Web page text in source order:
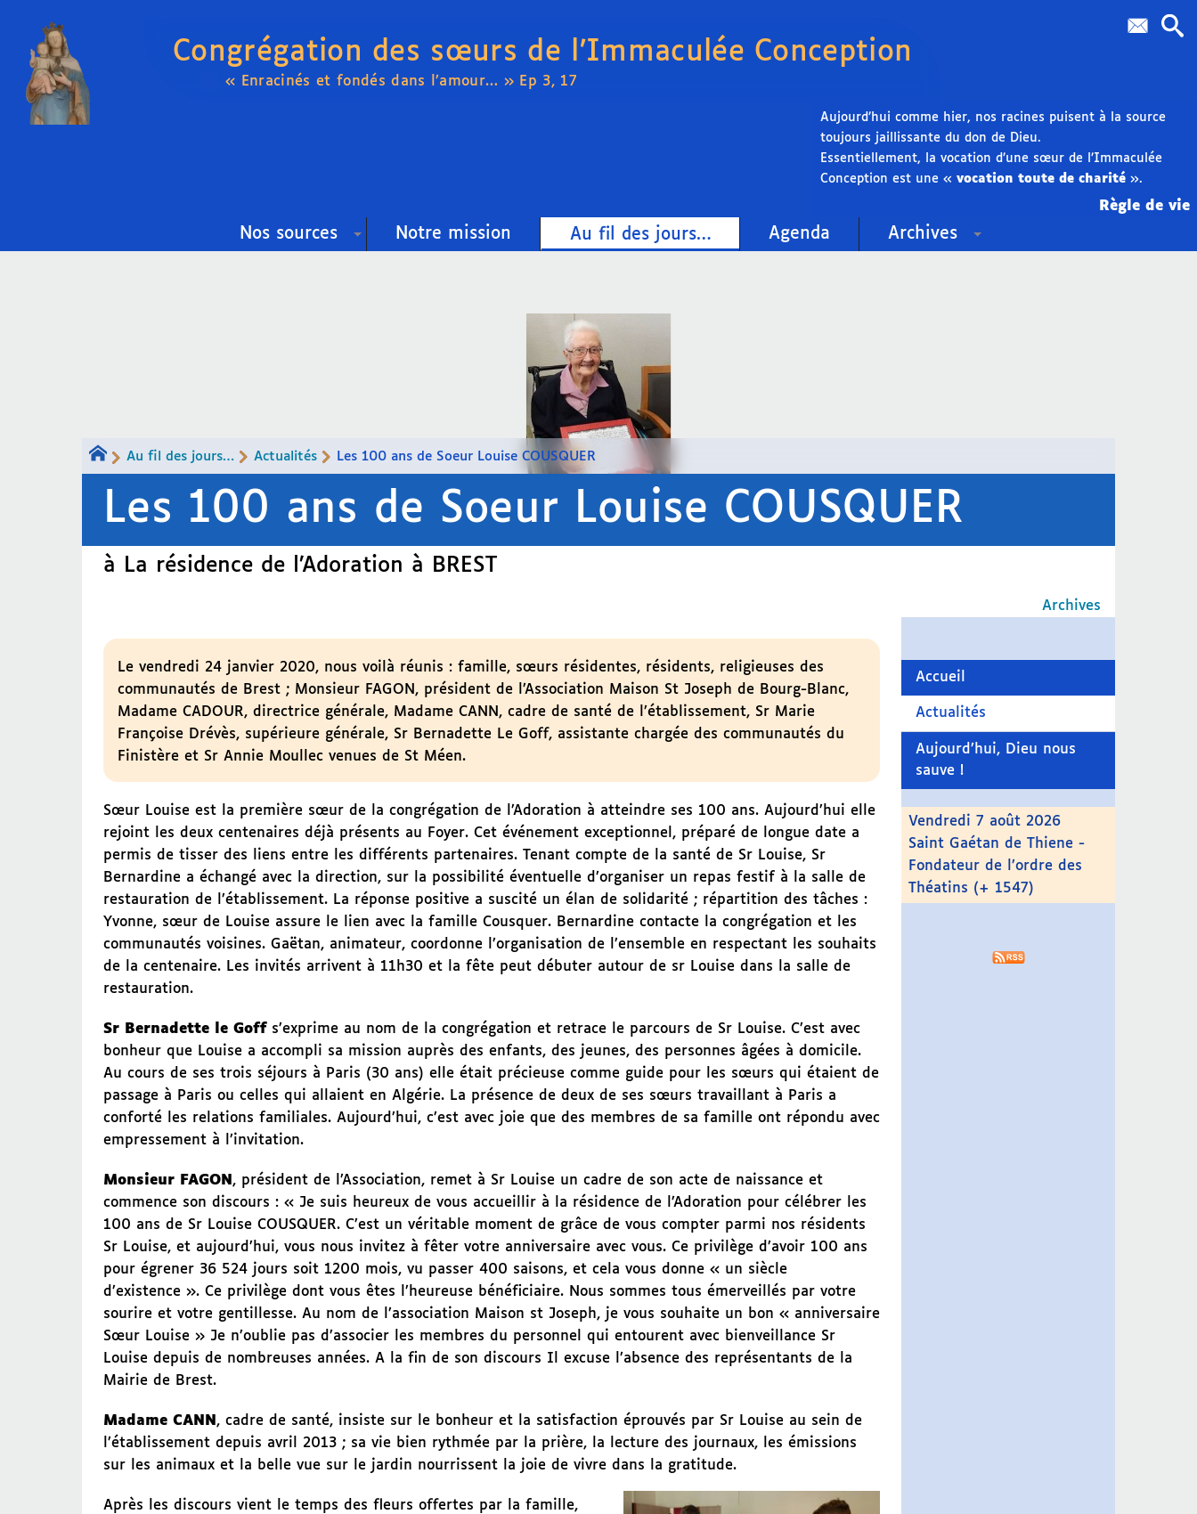
Congrégation des sœurs de l’Immaculée Conception
« Enracinés et fondés dans l’amour… » Ep 3, 17
Règle de vie
Aujourd’hui comme hier, nos racines puisent à la source
toujours jaillissante du don de Dieu.
Essentiellement, la vocation d’une sœur de l’Immaculée
Conception est une « vocation toute de charité».
Nos sources Notre mission Au fil des jours… Agenda Archives
Au fil des jours… Actualités Les 100 ans de Soeur Louise COUSQUER
Les 100 ans de Soeur Louise COUSQUER
à La résidence de l’Adoration à BREST
Archives
Le vendredi 24 janvier 2020, nous voilà réunis : famille, sœurs résidentes, résidents, religieuses des
communautés de Brest ; Monsieur FAGON, président de l’Association Maison St Joseph de Bourg-Blanc,
Madame CADOUR, directrice générale, Madame CANN, cadre de santé de l’établissement, Sr Marie
Françoise Drévès, supérieure générale, Sr Bernadette Le Goff, assistante chargée des communautés du
Finistère et Sr Annie Moullec venues de St Méen.
Sœur Louise est la première sœur de la congrégation de l’Adoration à atteindre ses 100 ans. Aujourd’hui elle
rejoint les deux centenaires déjà présents au Foyer. Cet événement exceptionnel, préparé de longue date a
permis de tisser des liens entre les différents partenaires. Tenant compte de la santé de Sr Louise, Sr
Bernardine a échangé avec la direction, sur la possibilité éventuelle d’organiser un repas festif à la salle de
restauration de l’établissement. La réponse positive a suscité un élan de solidarité ; répartition des tâches :
Yvonne, sœur de Louise assure le lien avec la famille Cousquer. Bernardine contacte la congrégation et les
communautés voisines. Gaëtan, animateur, coordonne l’organisation de l’ensemble en respectant les souhaits
de la centenaire. Les invités arrivent à 11h30 et la fête peut débuter autour de sr Louise dans la salle de
restauration.
Sr Bernadette le Goffs’exprime au nom de la congrégation et retrace le parcours de Sr Louise. C’est avec
bonheur que Louise a accompli sa mission auprès des enfants, des jeunes, des personnes âgées à domicile.
Au cours de ses trois séjours à Paris (30 ans) elle était précieuse comme guide pour les sœurs qui étaient de
passage à Paris ou celles qui allaient en Algérie. La présence de deux de ses sœurs travaillant à Paris a
conforté les relations familiales. Aujourd’hui, c’est avec joie que des membres de sa famille ont répondu avec
empressement à l’invitation.
Monsieur FAGON , président de l’Association, remet à Sr Louise un cadre de son acte de naissance et
commence son discours : « Je suis heureux de vous accueillir à la résidence de l’Adoration pour célébrer les
100 ans de Sr Louise COUSQUER. C’est un véritable moment de grâce de vous compter parmi nos résidents
Sr Louise, et aujourd’hui, vous nous invitez à fêter votre anniversaire avec vous. Ce privilège d’avoir 100 ans
pour égrener 36 524 jours soit 1200 mois, vu passer 400 saisons, et cela vous donne « un siècle
d’existence ». Ce privilège dont vous êtes l’heureuse bénéficiaire. Nous sommes tous émerveillés par votre
sourire et votre gentillesse. Au nom de l’association Maison st Joseph, je vous souhaite un bon « anniversaire
Sœur Louise » Je n’oublie pas d’associer les membres du personnel qui entourent avec bienveillance Sr
Louise depuis de nombreuses années. A la fin de son discours Il excuse l’absence des représentants de la
Mairie de Brest.
Madame CANN , cadre de santé, insiste sur le bonheur et la satisfaction éprouvés par Sr Louise au sein de
l’établissement depuis avril 2013 ; sa vie bien rythmée par la prière, la lecture des journaux, les émissions
sur les animaux et la belle vue sur le jardin nourrissent la joie de vivre dans la gratitude.
Après les discours vient le temps des fleurs offertes par la famille,
Accueil
Actualités
Aujourd’hui, Dieu nous
sauve !
Vendredi 7 août 2026
Saint Gaétan de Thiene -
Fondateur de l’ordre des
Théatins (+ 1547)